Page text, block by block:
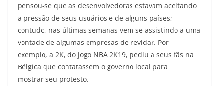
pensou-se que as desenvolvedoras estavam aceitando
a pressão de seus usuários e de alguns países;
contudo, nas últimas semanas vem se assistindo a uma
vontade de algumas empresas de revidar. Por
exemplo, a 2K, do jogo NBA 2K19, pediu a seus fãs na
Bélgica que contatassem o governo local para
mostrar seu protesto.